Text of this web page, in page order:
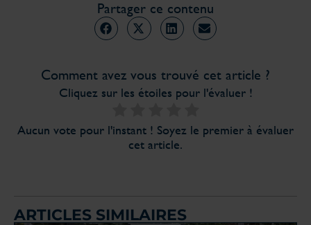
Partager ce contenu
Comment avez vous trouvé cet article ?
Cliquez sur les étoiles pour l'évaluer !
Aucun vote pour l'instant ! Soyez le premier à évaluer
cet article.
ARTICLES SIMILAIRES